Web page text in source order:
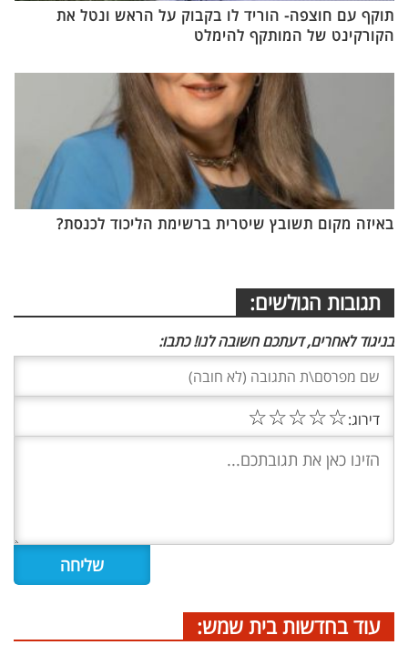
תוקף עם חוצפה- הוריד לו בקבוק על הראש ונטל את
הקורקינט של המותקף להימלט
באיזה מקום תשובץ שיטרית ברשימת הליכוד לכנסת?
תגובות הגולשים:
בניגוד לאחרים, דעתכם חשובה לנו! כתבו:
דירוג:☆
☆
☆
☆
☆
עוד בחדשות בית שמש: